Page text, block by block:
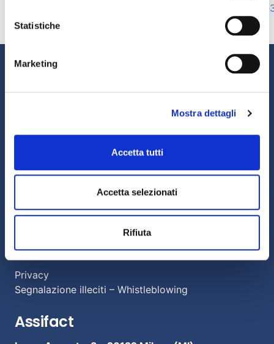
Statistiche
Marketing
Mostra dettagli
Accetta tutti
Accetta selezionati
Rifiuta
http://cribis.emailmagnews.com/nl/
Informazioni
Chi siamo
Il Factoring
Eventi e Formazione
Contatti
pubblico.
È possibile richiedere un appuntamento contattando
Privacy
Segnalazione illeciti – Whistleblowing
Assifact